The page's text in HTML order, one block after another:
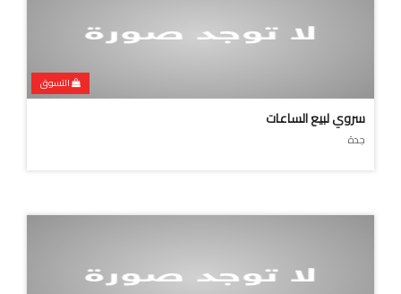
التسوق
سروي لبيع الساعات
جدة